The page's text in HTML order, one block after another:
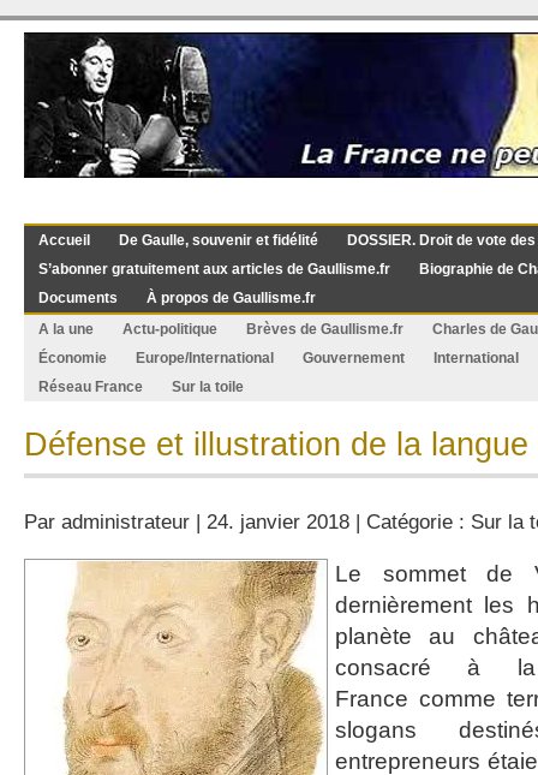
Accueil De Gaulle, souvenir et fidélité
DOSSIER. Droit de vote
S’abonner gratuitement aux articles de Gaullisme.fr
Biographie de
Documents
À propos de Gaullisme.fr
A la une
Actu-politique Brèves de Gaullisme.fr
Charles de
Économie
Europe/International Gouvernement
International
Réseau France
Sur la toile
Défense et illustration de la
Par administrateur | 24. janvier 2018 | Catégorie : Sur la
Le sommet de
dernièrement les
planète au
consacré à
France comme
slogans
entrepreneurs